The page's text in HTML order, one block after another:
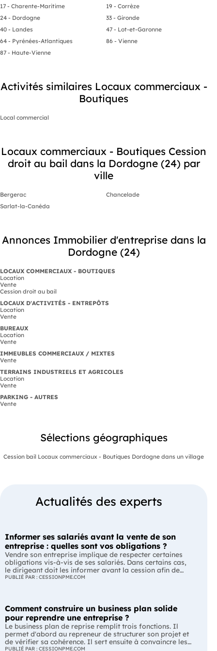
(EI) Agent Commercial - Numéro RSAC :
PERIGUEUX 890413867 - .
17 - Charente-Maritime
19 - Corrèze
24 - Dordogne
33 - Gironde
40 - Landes
47 - Lot-et-Garonne
64 - Pyrénées-Atlantiques
86 - Vienne
87 - Haute-Vienne
Activités similaires Locaux commerciaux -
Boutiques
Local commercial
Locaux commerciaux - Boutiques Cession
droit au bail dans la Dordogne (24) par
ville
Bergerac
Chancelade
Sarlat-la-Canéda
Annonces Immobilier d'entreprise dans la
Dordogne (24)
LOCAUX COMMERCIAUX - BOUTIQUES
Location
Vente
Cession droit au bail
LOCAUX D'ACTIVITÉS - ENTREPÔTS
Location
Vente
BUREAUX
Location
Vente
IMMEUBLES COMMERCIAUX / MIXTES
Vente
TERRAINS INDUSTRIELS ET AGRICOLES
Location
Vente
PARKING - AUTRES
Vente
Sélections géographiques
Cession bail Locaux commerciaux - Boutiques Dordogne dans un village
Actualités des experts
Informer ses salariés avant la vente de son
entreprise : quelles sont vos obligations ?
Vendre son entreprise implique de respecter certaines
obligations vis-à-vis de ses salariés. Dans certains cas,
le dirigeant doit les informer avant la cession afin de
leur permettre, s'ils le souhaitent, de présenter une offre
L'essentiel Les entreprises de moins de 250 salariés sont
soumises, dans certains cas, à une obligation
d'information préalable des salariés. Cette obligation
concerne la vente d'un fonds de commerce ou la cession
de la majorité des titres d'une société. Le délai
d'information varie selon la taille de l'entreprise. Les
PUBLIÉ PAR : CESSIONPME.COM
Comment construire un business plan solide
pour reprendre une entreprise ?
Le business plan de reprise remplit trois fonctions. Il
permet d'abord au repreneur de structurer son projet et
de vérifier sa cohérence. Il sert ensuite à convaincre les
PUBLIÉ PAR : CESSIONPME.COM